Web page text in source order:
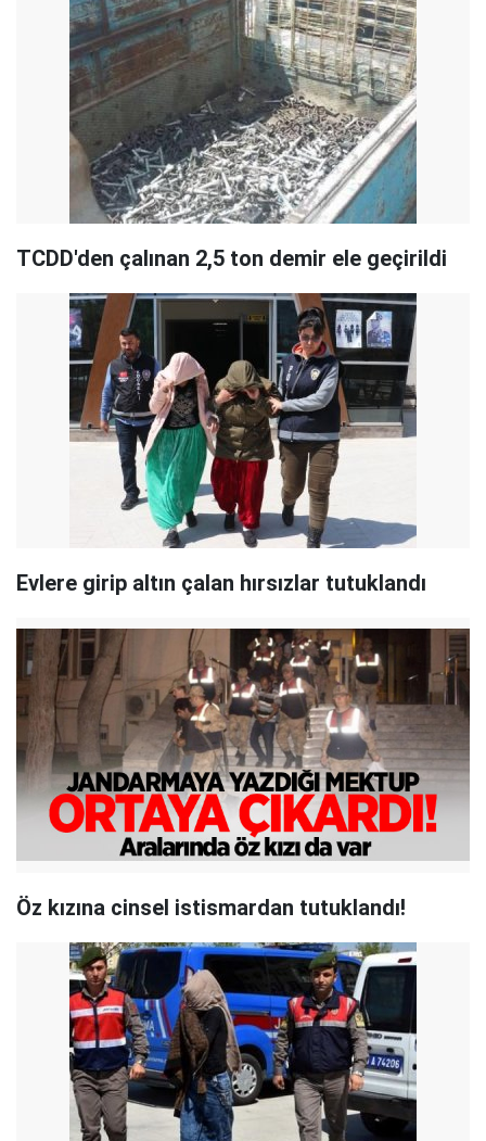
TCDD'den çalınan 2,5 ton demir ele geçirildi
Evlere girip altın çalan hırsızlar tutuklandı
Öz kızına cinsel istismardan tutuklandı!